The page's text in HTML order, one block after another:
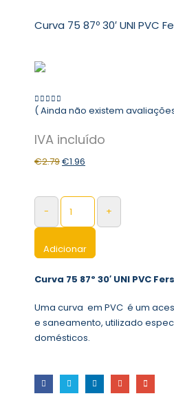
Curva 75 87º 30′ UNI PVC
0 out of 5
( Ainda não existem
€2.79€1.96
- +
Adicionar
Curva 75 87º 30′ UNI PVC
Uma curva em PVC é um
e saneamento, utilizado
domésticos.